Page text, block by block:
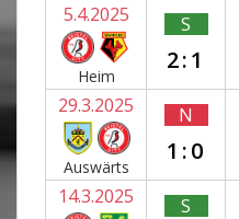
5.4.2025
Heim
S
2:1
29.3.2025
Auswärts
N
1:0
14.3.2025 S